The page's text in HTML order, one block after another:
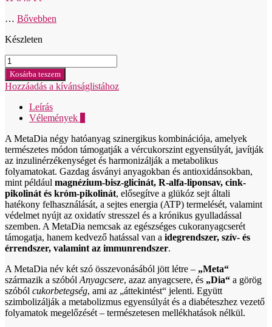
… Bővebben
Készleten
Myrobalan
MetaDia
kapsuly
na
metaboliznus
mennyiség
Kosárba teszem
Hozzáadás a kívánságlistához
Leírás
Vélemények
A MetaDia négy hatóanyag szinergikus kombinációja, amelyek
természetes módon támogatják a vércukorszint egyensúlyát, javítják
az inzulinérzékenységet és harmonizálják a metabolikus
folyamatokat. Gazdag ásványi anyagokban és antioxidánsokban,
mint például magnézium-bisz-glicinát, R-alfa-liponsav, cink-
pikolinát és króm-pikolinát, elősegítve a glükóz sejt általi
hatékony felhasználását, a sejtes energia (ATP) termelését, valamint
védelmet nyújt az oxidatív stresszel és a krónikus gyulladással
szemben. A MetaDia nemcsak az egészséges cukoranyagcserét
támogatja, hanem kedvező hatással van a idegrendszer, szív- és
érrendszer, valamint az immunrendszer.
A MetaDia név két szó összevonásából jött létre – „Meta“
származik a szóból Anyagcsere, azaz anyagcsere, és „Dia“ a görög
szóból cukorbetegség, ami az „áttekintést“ jelenti. Együtt
szimbolizálják a metabolizmus egyensúlyát és a diabéteszhez vezető
folyamatok megelőzését – természetesen mellékhatások nélkül.